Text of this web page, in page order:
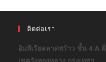
ติดต่อเรา
อิมพีเรียลลาดพร้าว ชั้น 4 A
เขตวังทองหลาง กรุงเทพฯ